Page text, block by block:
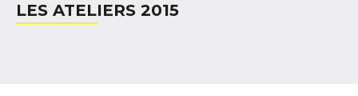
LES ATELIERS 2015